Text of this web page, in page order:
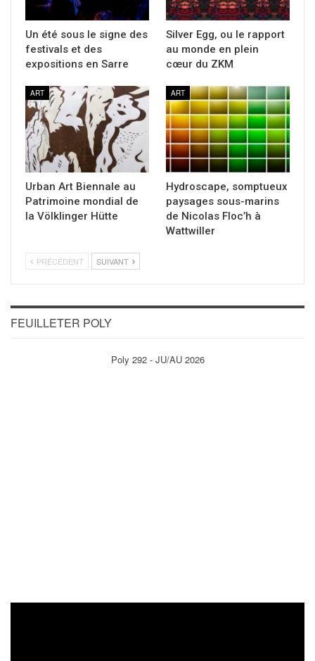
Un été sous le signe des
festivals et des
expositions en Sarre
Silver Egg, ou le rapport
au monde en plein
cœur du ZKM
ART
Urban Art Biennale au
Patrimoine mondial de
la Völklinger Hütte
ART
Hydroscape, somptueux
paysages sous-marins
de Nicolas Floc’h à
Wattwiller
PRÉCÉDENT SUIVANT
FEUILLETER POLY
Poly 292 - JU/AU 2026